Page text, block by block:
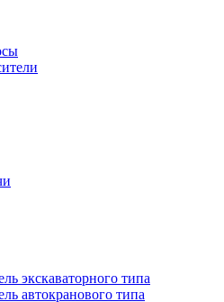
экскаваторного типа
автокранового типа